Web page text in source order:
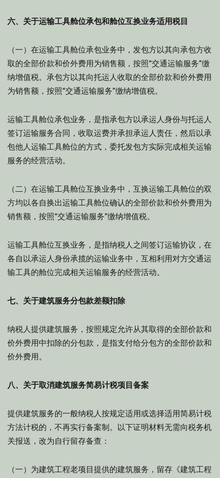
六、关于运输工具舱位承包和舱位互换业务适用税目
（一）在运输工具舱位承包业务中，发包方以其向承包方收
取的全部价款和价外费用为销售额，按照“交通运输服务”缴
纳增值税。承包方以其向托运人收取的全部价款和价外费用
为销售额，按照“交通运输服务”缴纳增值税。
运输工具舱位承包业务，是指承包方以承运人身份与托运人
签订运输服务合同，收取运费并承担承运人责任，然后以承
包他人运输工具舱位的方式，委托发包方实际完成相关运输
服务的经营活动。
（二）在运输工具舱位互换业务中，互换运输工具舱位的双
方均以各自换出运输工具舱位确认的全部价款和价外费用为
销售额，按照“交通运输服务”缴纳增值税。
运输工具舱位互换业务，是指纳税人之间签订运输协议，在
各自以承运人身份承揽的运输业务中，互相利用对方交通运
输工具的舱位完成相关运输服务的经营活动。
七、关于建筑服务分包款差额扣除
纳税人提供建筑服务，按照规定允许从其取得的全部价款和
价外费用中扣除的分包款，是指支付给分包方的全部价款和
价外费用。
八、关于取消建筑服务简易计税项目备案
提供建筑服务的一般纳税人按规定适用或选择适用简易计税
方法计税的，不再实行备案制。以下证明材料无需向税务机
关报送，改为自行留存备查：
（一）为建筑工程老项目提供的建筑服务，留存《建筑工程